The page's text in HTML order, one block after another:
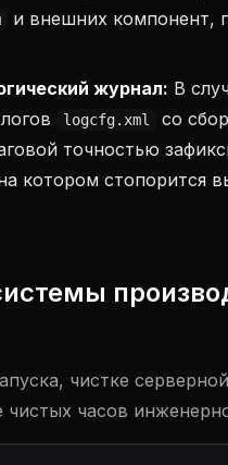
и внешних компонент,
журнал: В
logcfg.xml со
точностью
котором стопорится
чистке
часов